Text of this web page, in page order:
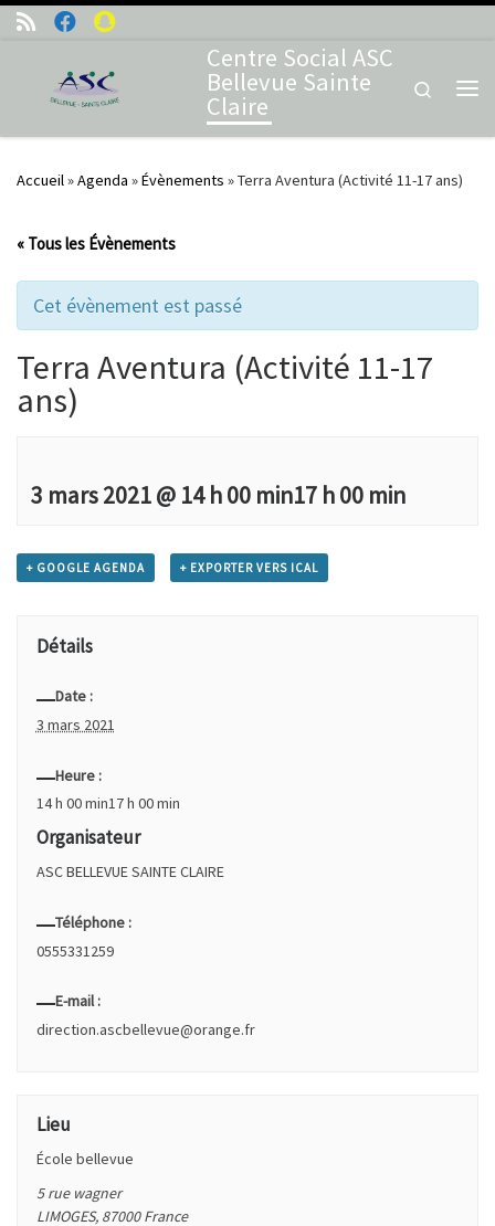
Skip to content
Centre Social ASC
Bellevue Sainte
Claire
Search
Accueil»Agenda »Évènements »Terra Aventura (Activité 11-17 ans)
« Tous les Évènements
Cet évènement est passé
Terra Aventura (Activité 11-17
ans)
3 mars 2021 @ 14 h 00 min17 h 00 min
+ GOOGLE AGENDA + EXPORTER VERS ICAL
Détails
Date :
3 mars 2021
Heure :
14 h 00 min17 h 00 min
Organisateur
ASC BELLEVUE SAINTE CLAIRE
Téléphone :
0555331259
E-mail :
direction.ascbellevue@orange.fr
Lieu
École bellevue
5 rue wagner
LIMOGES, 87000 France